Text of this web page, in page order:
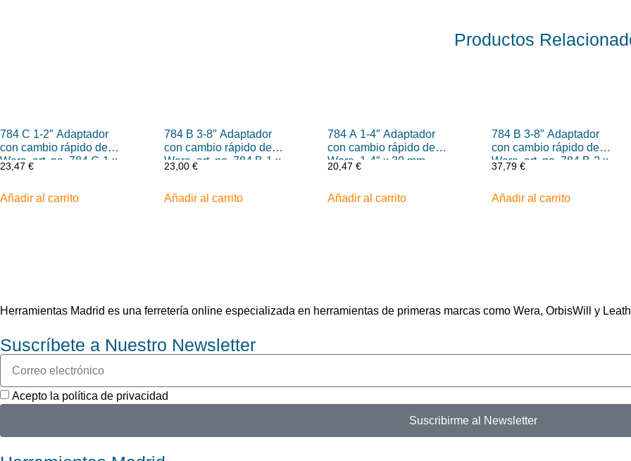
Productos
784 C 1-2″ Adaptador
con cambio rápido de
Wera, art. no. 784 C-1 x
1-4″ x 50 mm
23,47 €
Añadir al carrito
784 B 3-8″ Adaptador
con cambio rápido de
Wera, art. no. 784 B-1 x
1-4″ x 43 mm
23,00 €
Añadir al carrito
784 A 1-4″ Adaptador
con cambio rápido de
Wera, 1-4″ x 30 mm
20,47 €
Añadir al carrito
784 B 3-8″ Adaptador
con cambio rápido de
Wera, art. no. 784 B-2 x
5-16″ x 50 mm
37,79 €
Añadir al carrito
Herramientas Madrid es una ferretería online especializada en herramientas de primeras marcas como Wera, OrbisWill y
Suscríbete a Nuestro Newsletter
Acepto la política de privacidad
Suscribirme al Newsletter